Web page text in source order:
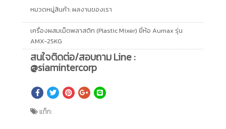
หมวดหมู่สินค้า: ผลงานของเรา
เครื่องผสมเม็ดพลาสติก (Plastic Mixer) ยี่ห้อ Aumax รุ่น
AMX-25KG
สนใจติดต่อ/สอบถาม Line :
@siamintercorp
แท็ก: